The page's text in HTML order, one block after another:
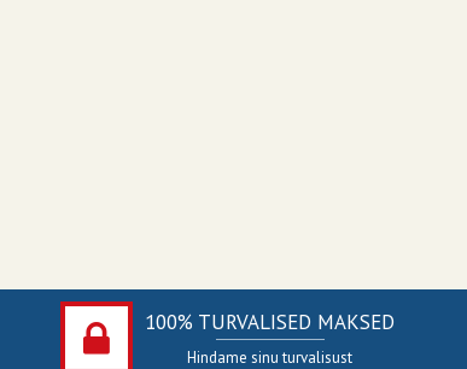
100% TURVALISED MAKSED
Hindame sinu turvalisust